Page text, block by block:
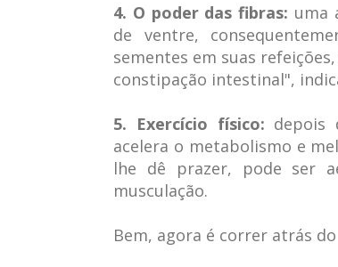
4. O poder das fibras: uma
de ventre,
sementes em suas
constipação intestinal",
5. Exercício físico: depois
acelera o metabolismo e
lhe dê prazer, pode ser
musculação.
Bem, agora é correr atrás